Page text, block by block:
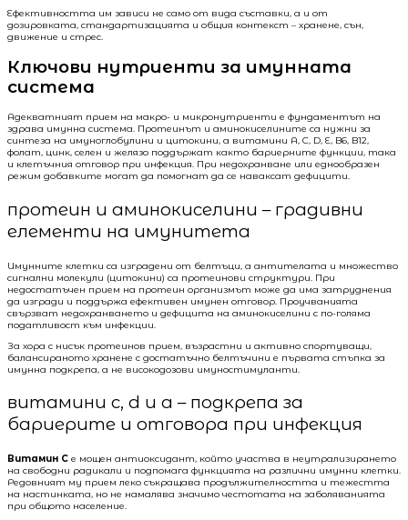
Ефективността им зависи не само от вида съставки, а и от
дозировката, стандартизацията и общия контекст – хранене, сън,
движение и стрес.
Ключови нутриенти за имунната
система
Адекватният прием на макро- и микронутриенти е фундаментът на
здрава имунна система. Протеинът и аминокиселините са нужни за
синтеза на имуноглобулини и цитокини, а витамини A, C, D, E, B6, B12,
фолат, цинк, селен и желязо поддържат както бариерните функции, така
и клетъчния отговор при инфекция. При недохранване или еднообразен
режим добавките могат да помогнат да се наваксат дефицити.
протеин и аминокиселини – градивни
елементи на имунитета
Имунните клетки са изградени от белтъци, а антителата и множество
сигнални молекули (цитокини) са протеинови структури. При
недостатъчен прием на протеин организмът може да има затруднения
да изгради и поддържа ефективен имунен отговор. Проучванията
свързват недохранването и дефицита на аминокиселини с по-голяма
податливост към инфекции.
За хора с нисък протеинов прием, възрастни и активно спортуващи,
балансираното хранене с достатъчно белтъчини е първата стъпка за
имунна подкрепа, а не високодозови имуностимуланти.
витамини c, d и a – подкрепа за
бариерите и отговора при инфекция
Витамин C е мощен антиоксидант, който участва в неутрализирането
на свободни радикали и подпомага функцията на различни имунни клетки.
Редовният му прием леко съкращава продължителността и тежестта
на настинката, но не намалява значимо честотата на заболяванията
при общото население.